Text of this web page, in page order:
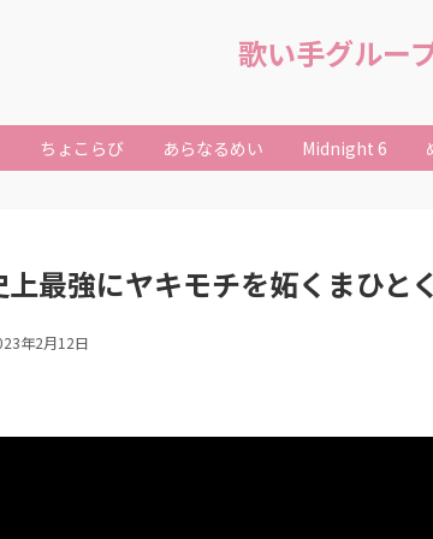
歌い手グルー
ちょこらび あらなるめい Midnight 6
上最強にヤキモチを妬くまひと
年2月12日